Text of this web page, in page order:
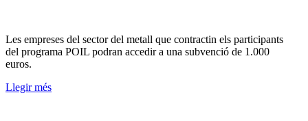
Les empreses del sector del metall que contractin els participants
del programa POIL podran accedir a una subvenció de 1.000
euros.
Llegir més